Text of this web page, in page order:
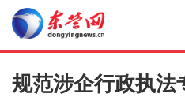
规范涉企行政执法